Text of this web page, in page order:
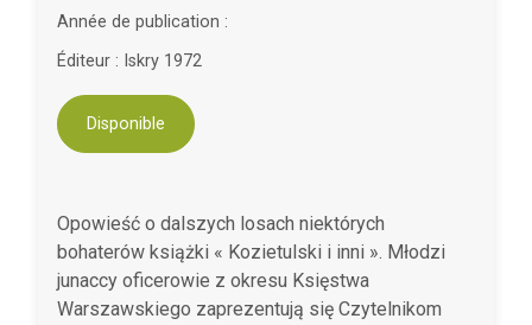
Année de publication :
Éditeur : Iskry 1972
Disponible
Opowieść o dalszych losach niektórych
bohaterów książki « Kozietulski i inni ». Młodzi
junaccy oficerowie z okresu Księstwa
Warszawskiego zaprezentują się Czytelnikom